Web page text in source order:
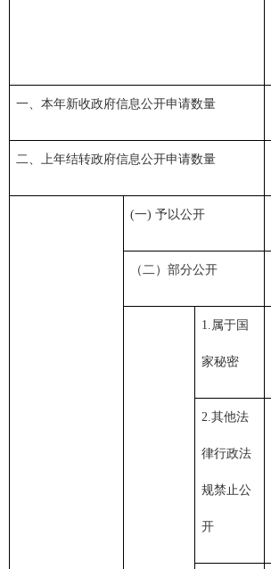
一、本年新收政府信息公开申请数量
二、上年结转政府信息公开申请数量
(一) 予以公开
（二）部分公开
1.属于国
家秘密
2.其他法
律行政法
规禁止公
开